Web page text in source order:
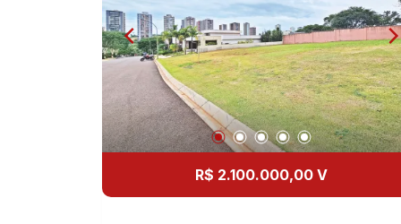
R$ 2.100.000,00 V